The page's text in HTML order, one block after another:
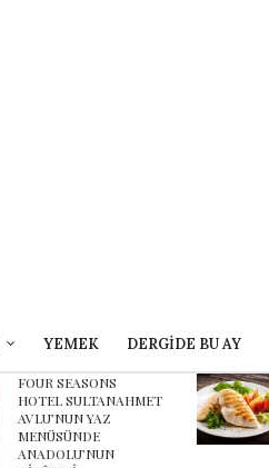
YEMEK DERGIDE BU AY
BESİN
ZEHİRLENMESİNE
KARŞI 12 KRİTİK
KURAL!